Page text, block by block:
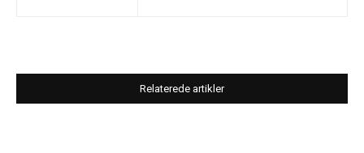
Relaterede artikler